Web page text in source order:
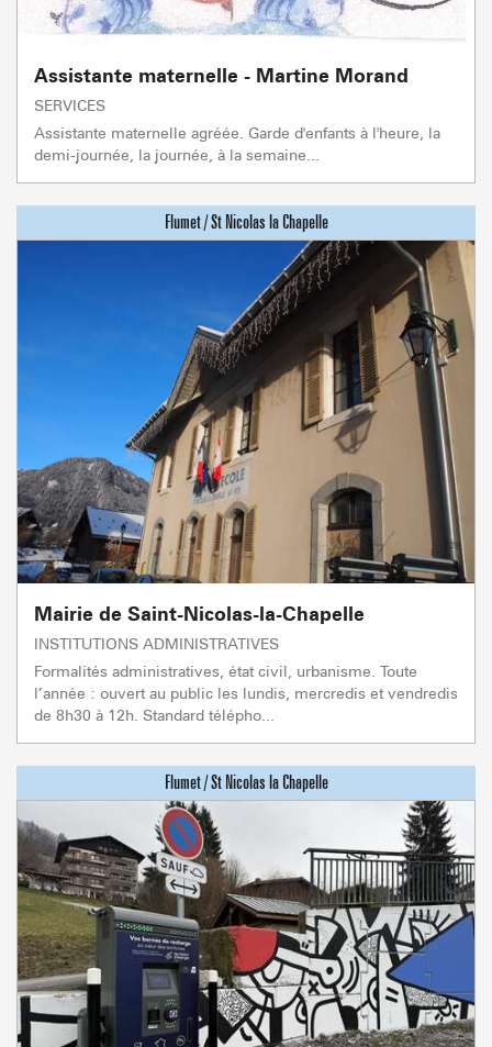
Assistante maternelle - Martine Morand
SERVICES
Assistante maternelle agréée. Garde d'enfants à l'heure, la
demi-journée, la journée, à la semaine...
Mairie de Saint-Nicolas-la-Chapelle
INSTITUTIONS ADMINISTRATIVES
Formalités administratives, état civil, urbanisme. Toute
l’année : ouvert au public les lundis, mercredis et vendredis
de 8h30 à 12h. Standard télépho...